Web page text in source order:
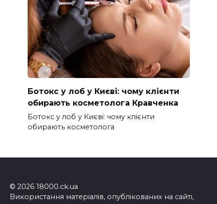
Ботокс у лоб у Києві: чому клієнти
обирають косметолога Кравченка
Ботокс у лоб у Києві: чому клієнти
обирають косметолога
© 2026 18000.ck.ua
Використання матеріалів, опублікованих на сайті,